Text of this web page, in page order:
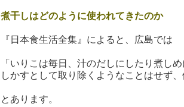
煮干しはどのように使われてきたのか
『日本食生活全集』によると、広島では
「いりこは毎日、汁のだしにしたり煮し
しかすとして取り除くようなことはせず
とあります。